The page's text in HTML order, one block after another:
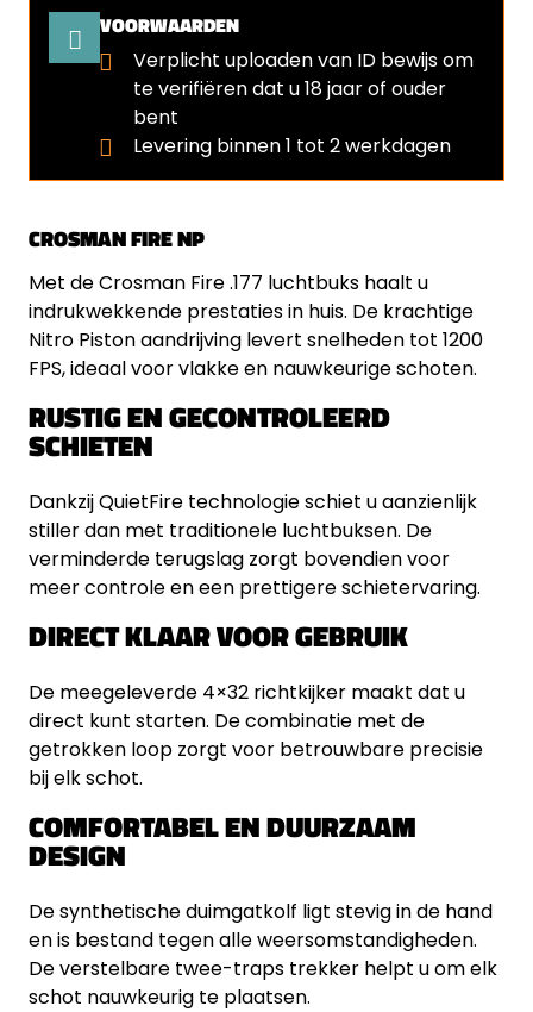
CROSMAN FIRE NP
Met de Crosman Fire .177 luchtbuks haalt u
indrukwekkende prestaties in huis. De krachtige
Nitro Piston aandrijving levert snelheden tot 1200
FPS, ideaal voor vlakke en nauwkeurige schoten.
RUSTIG EN GECONTROLEERD
SCHIETEN
Dankzij QuietFire technologie schiet u aanzienlijk
stiller dan met traditionele luchtbuksen. De
verminderde terugslag zorgt bovendien voor
meer controle en een prettigere schietervaring.
DIRECT KLAAR VOOR GEBRUIK
De meegeleverde 4×32 richtkijker maakt dat u
direct kunt starten. De combinatie met de
getrokken loop zorgt voor betrouwbare precisie
bij elk schot.
COMFORTABEL EN DUURZAAM
DESIGN
De synthetische duimgatkolf ligt stevig in de hand
en is bestand tegen alle weersomstandigheden.
De verstelbare twee-traps trekker helpt u om elk
schot nauwkeurig te plaatsen.
VOORWAARDEN
Verplicht uploaden van ID bewijs om
te verifiëren dat u 18 jaar of ouder
bent
⁠Levering binnen 1 tot 2 werkdagen